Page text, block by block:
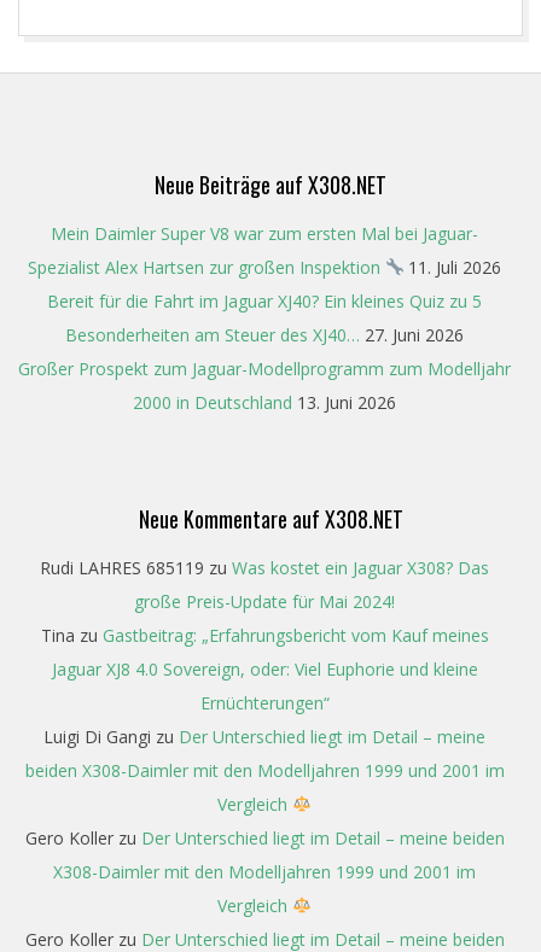
Neue Beiträge auf X308.NET
Mein Daimler Super V8 war zum ersten Mal bei Jaguar-
Spezialist Alex Hartsen zur großen Inspektion
11. Juli 2026
Bereit für die Fahrt im Jaguar XJ40? Ein kleines Quiz zu 5
Besonderheiten am Steuer des XJ40… 27. Juni 2026
Großer Prospekt zum Jaguar-Modellprogramm zum Modelljahr
2000 in Deutschland 13. Juni 2026
Neue Kommentare auf X308.NET
Rudi LAHRES 685119 zu Was kostet ein Jaguar X308? Das
große Preis-Update für Mai 2024!
Tina zu Gastbeitrag: „Erfahrungsbericht vom Kauf meines
Jaguar XJ8 4.0 Sovereign, oder: Viel Euphorie und kleine
Ernüchterungen“
Luigi Di Gangi zu Der Unterschied liegt im Detail – meine
beiden X308-Daimler mit den Modelljahren 1999 und 2001 im
Vergleich
Gero Kollerzu Der Unterschied liegt im Detail – meine beiden
X308-Daimler mit den Modelljahren 1999 und 2001 im
Vergleich
Gero Kollerzu Der Unterschied liegt im Detail – meine beiden